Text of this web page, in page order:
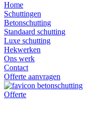
Home
Schuttingen
Betonschutting
Standaard schutting
Luxe schutting
Hekwerken
Ons werk
Contact
Offerte aanvragen
Offerte